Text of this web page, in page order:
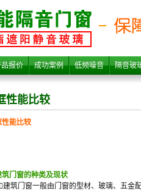
比较
报价 成功案例 低频噪音 隔音玻
性能比较
性能比较
筑门窗的种类及现状
建筑门窗一般由门窗的型材、玻璃、五金